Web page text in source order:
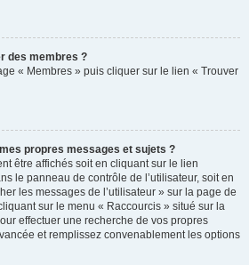
des membres ?
« Membres » puis cliquer sur le lien « Trouver
propres messages et sujets ?
être affichés soit en cliquant sur le lien
le panneau de contrôle de l’utilisateur, soit en
les messages de l’utilisateur » sur la page de
sur le menu « Raccourcis » situé sur la
effectuer une recherche de vos propres
et remplissez convenablement les options